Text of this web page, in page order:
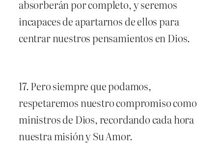
absorberán por completo, y seremos
incapaces de apartarnos de ellos para
centrar nuestros pensamientos en Dios.
17. Pero siempre que podamos,
respetaremos nuestro compromiso como
ministros de Dios, recordando cada hora
nuestra misión y Su Amor.